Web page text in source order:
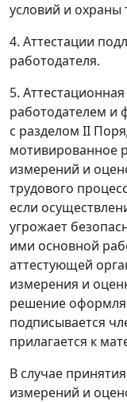
условий и охраны
4. Аттестации
работодателя.
5.
работодателем и
с разделом II
мотивированное
измерений и
трудового
если
угрожает
ими основной
аттестующей
измерения и
решение
подписывается
прилагается к
В случае
измерений и